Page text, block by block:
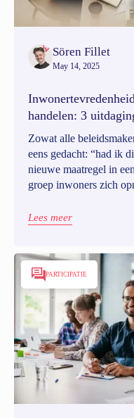
Sören Fillet
May 14, 2025
handelen: 3
Zowat alle
eens gedacht: “had ik
nieuwe maatregel in
groep inwoners zich
dienstverlening, lang
Lees meer
PARTICIPATIE